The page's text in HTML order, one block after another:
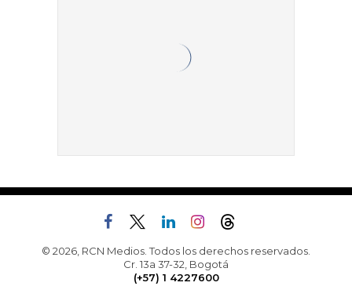
© 2026, RCN Medios. Todos los derechos reservados.
Cr. 13a 37-32, Bogotá
(+57) 1 4227600